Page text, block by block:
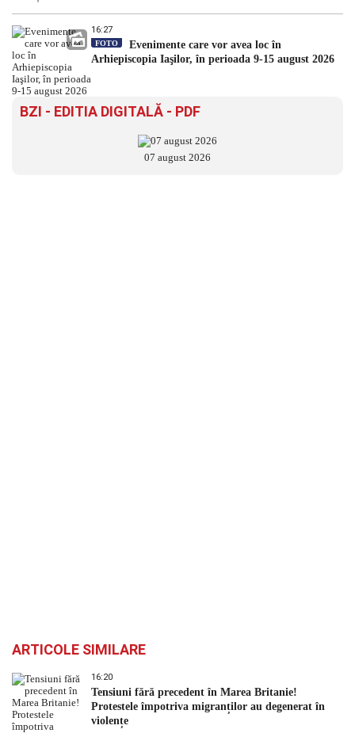
16:27
FOTO
Evenimente care vor avea loc în
Arhiepiscopia Iaşilor, în perioada 9-15 august 2026
BZI - EDITIA DIGITALĂ - PDF
07 august 2026
ARTICOLE SIMILARE
16:20
Tensiuni fără precedent în Marea Britanie!
Protestele împotriva migranților au degenerat în
violențe